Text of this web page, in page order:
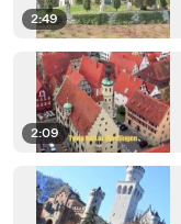
2:49
2:09